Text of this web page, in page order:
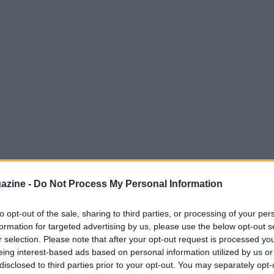
- Do Not Process My Personal Information
opt-out of the sale, sharing to third parties, or processing of your
for targeted advertising by us, please use the below opt-out
selection. Please note that after your opt-out request is processed
interest-based ads based on personal information utilized by us
to third parties prior to your opt-out. You may separately
Italiana Pallavolo ha pubblicato
riguardano diversi campionati e
riassume i documenti resi disponibili
dei comunicati, le date diaffissionee i